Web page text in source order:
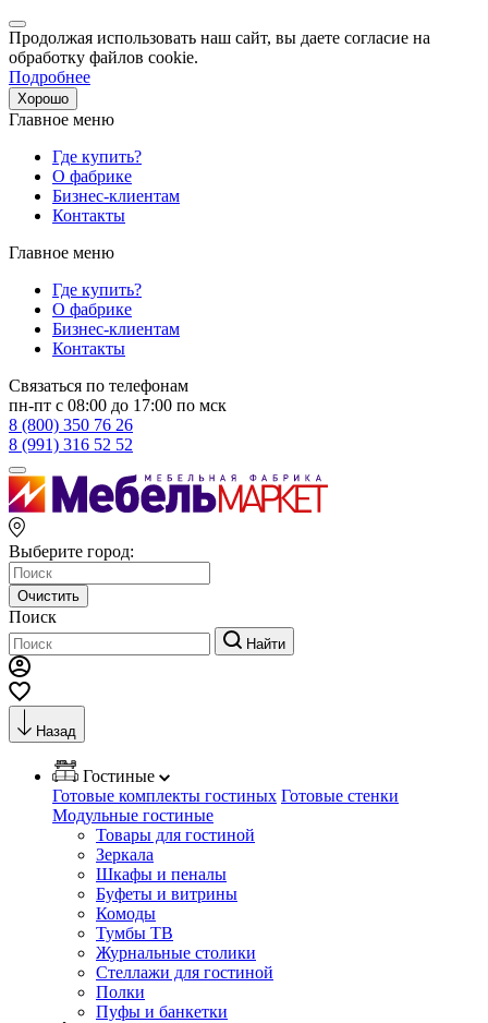
Продолжая использовать наш сайт, вы даете согласие на
обработку файлов cookie.
Подробнее
Хорошо
Главное меню
Где купить?
О фабрике
Бизнес-клиентам
Контакты
Главное меню
Где купить?
О фабрике
Бизнес-клиентам
Контакты
Связаться по телефонам
пн-пт с 08:00 до 17:00 по мск
8 (800) 350 76 26
8 (991) 316 52 52
Выберите город:
Очистить
Поиск
Найти
Назад
Гостиные
Готовые комплекты гостиных Готовые стенки
Модульные гостиные
Товары для гостиной
Зеркала
Шкафы и пеналы
Буфеты и витрины
Комоды
Тумбы ТВ
Журнальные столики
Стеллажи для гостиной
Полки
Пуфы и банкетки